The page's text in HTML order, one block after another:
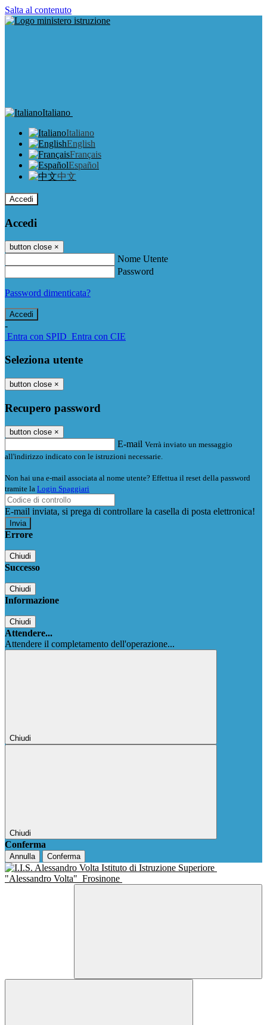
Salta al contenuto
Italiano
Italiano
English
Français
Español
中文
Accedi
Accedi
button close ×
Nome Utente
Password
Password dimenticata?
-
Entra con SPID Entra con CIE
Seleziona utente
button close ×
Recupero password
button close ×
E-mail Verrà inviato un messaggio
all'indirizzo indicato con le istruzioni necessarie.
Non hai una e-mail associata al nome utente? Effettua il reset della password
tramite la Login Spaggiari
E-mail inviata, si prega di controllare la casella di posta elettronica!
Errore
Chiudi
Successo
Chiudi
Informazione
Chiudi
Attendere...
Attendere il completamento dell'operazione...
Chiudi
Chiudi
Conferma
Annulla Conferma
Istituto di Istruzione Superiore
"Alessandro Volta" Frosinone